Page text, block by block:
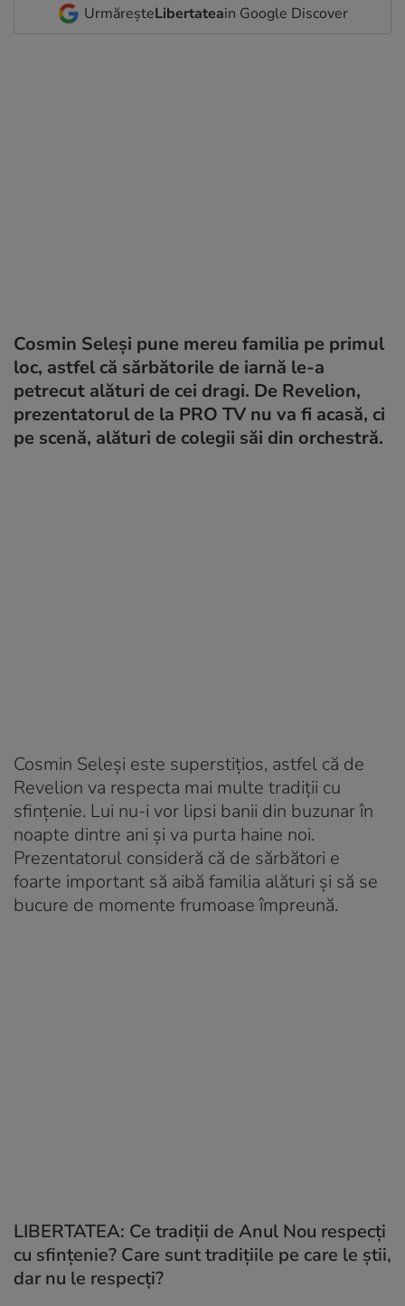
UrmăreșteLibertateain Google Discover
Cosmin Seleși pune mereu familia pe primul
loc, astfel că sărbătorile de iarnă le-a
petrecut alături de cei dragi. De Revelion,
prezentatorul de la PRO TV nu va fi acasă, ci
pe scenă, alături de colegii săi din orchestră.
Cosmin Seleși este superstițios, astfel că de
Revelion va respecta mai multe tradiții cu
sfințenie. Lui nu-i vor lipsi banii din buzunar în
noapte dintre ani și va purta haine noi.
Prezentatorul consideră că de sărbători e
foarte important să aibă familia alături și să se
bucure de momente frumoase împreună.
LIBERTATEA: Ce tradiții de Anul Nou respecți
cu sfințenie? Care sunt tradițiile pe care le știi,
dar nu le respecți?